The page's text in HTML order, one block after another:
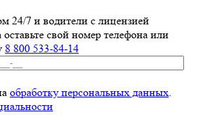
24/7 и водители с лицензией
оставьте свой номер телефона или
8 800 533-84-14
обработку персональных данных.